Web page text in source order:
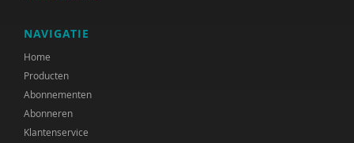
Mies Bezemer
Marc van Bijsterveldt
NAVIGATIE
Home
Producten
Abonnementen
Abonneren
Klantenservice